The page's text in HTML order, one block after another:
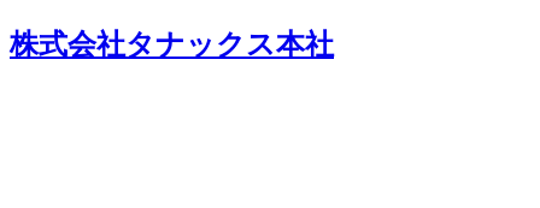
株式会社タナックス本社